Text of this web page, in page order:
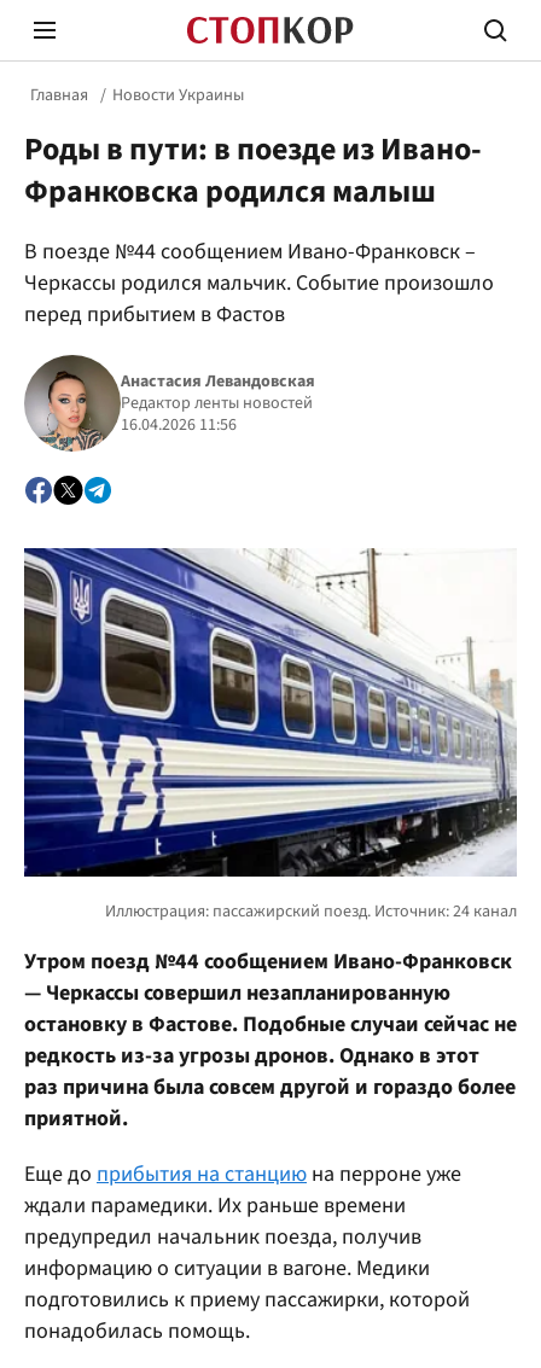
Стоп Политической Коррупции
Политика
Главная Новости Украины
Роды в пути: в поезде из Ивано-
Франковска родился малыш
В поезде №44 сообщением Ивано-Франковск –
Черкассы родился мальчик. Событие произошло
перед прибытием в Фастов
Анастасия Левандовская
Редактор ленты новостей
16.04.2026 11:56
Утром поезд №44 сообщением Ивано-Франковск
— Черкассы совершил незапланированную
остановку в Фастове. Подобные случаи сейчас не
редкость из-за угрозы дронов. Однако в этот
раз причина была совсем другой и гораздо более
приятной.
Еще до прибытия на станцию на перроне уже
ждали парамедики. Их раньше времени
предупредил начальник поезда, получив
информацию о ситуации в вагоне. Медики
подготовились к приему пассажирки, которой
понадобилась помощь.